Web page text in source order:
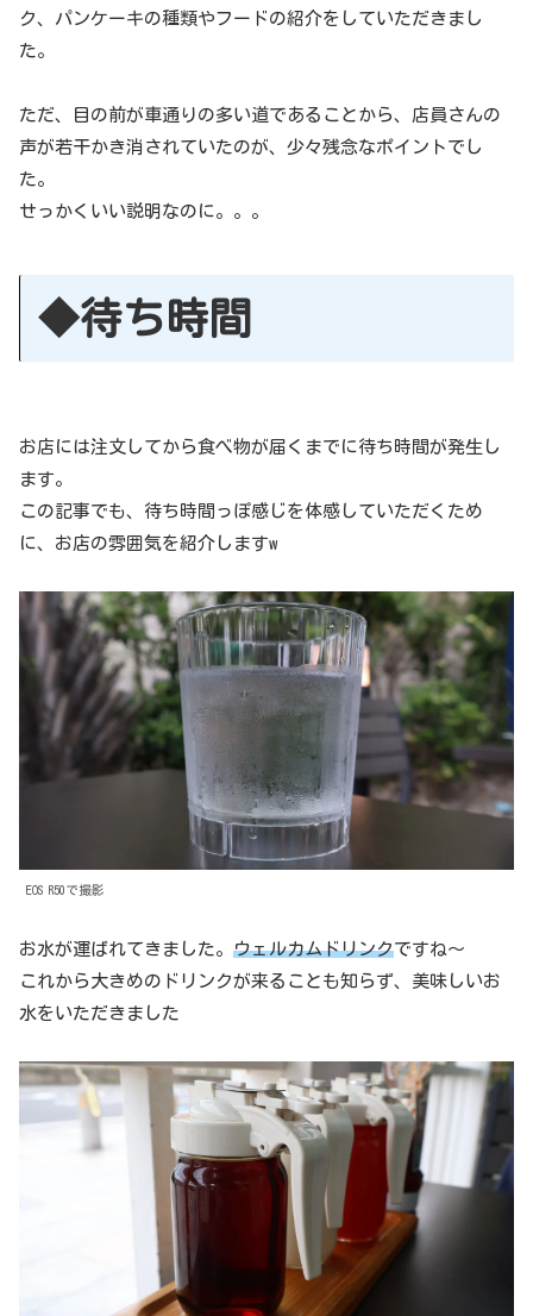
ク、パンケーキの種類やフードの紹介をしていただきまし
た。
ただ、目の前が車通りの多い道であることから、店員さんの
声が若干かき消されていたのが、少々残念なポイントでし
た。
せっかくいい説明なのに。。。
◆待ち時間
お店には注文してから食べ物が届くまでに待ち時間が発生し
ます。
この記事でも、待ち時間っぽ感じを体感していただくため
に、お店の雰囲気を紹介しますw
EOS R50で撮影
お水が運ばれてきました。 ウェルカムドリンクですね〜
これから大きめのドリンクが来ることも知らず、美味しいお
水をいただきました